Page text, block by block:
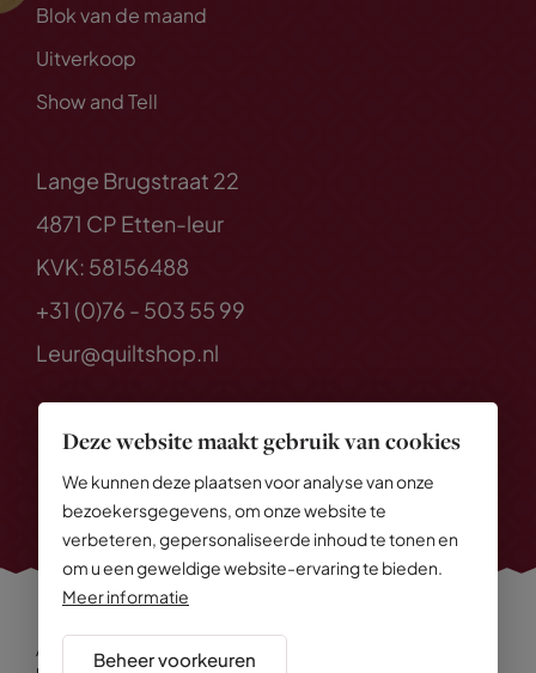
Deze website maakt gebruik van cookies
We kunnen deze plaatsen voor analyse van onze
bezoekersgegevens, om onze website te
verbeteren, gepersonaliseerde inhoud te tonen en
om u een geweldige website-ervaring te bieden.
Meer informatie
Beheer voorkeuren
Blok van de maand
Uitverkoop
Show and Tell
Lange Brugstraat 22
4871 CP Etten-leur
KVK: 58156488
+31 (0)76 - 503 55 99
Leur@quiltshop.nl
Alle rechten voorbehouden